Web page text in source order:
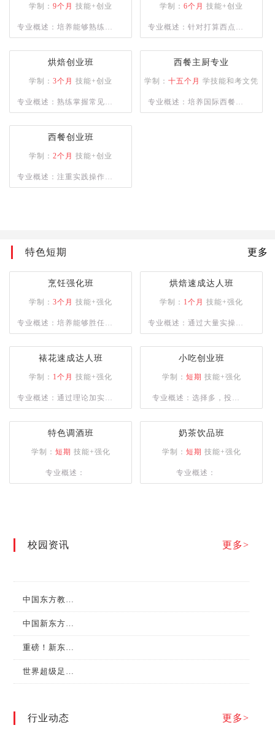
学制：9个月 技能+创业
专业概述：培养能够熟练制
花能力兼备的综合性技能人
学制：6个月 技能+创业
专业概述：针对打算西点创
供多款当前市场流行西点的
工艺，让学员具备独立创业
烘焙创业班
学制：3个月 技能+创业
专业概述：熟练掌握常见西
能知识，懂经营、善管理，
西餐主厨专业
学制：十五个月 学技能和考文凭
专业概述：培养国际西餐行
西餐创业班
学制：2个月 技能+创业
专业概述：注重实践操作能
特色短期 更多
烹饪强化班
学制：3个月 技能+强化
专业概述：培养能够胜任大
才，或是具备自主创业能力
熟练掌握烹饪技巧。
烘焙速成达人班
学制： 1个月 技能+强化
专业概述：通过大量实操课
备使用并能独立完成各种西
裱花速成达人班
学制： 1个月 技能+强化
专业概述：通过理论加实操
好的西点审美、塑型及裱花
小吃创业班
学制： 短期 技能+强化
专业概述：选择多，投资
特色调酒班
学制： 短期 技能+强化
专业概述：
奶茶饮品班
学制： 短期 技能+强化
专业概述：
校园资讯 更多>
行业动态 更多>